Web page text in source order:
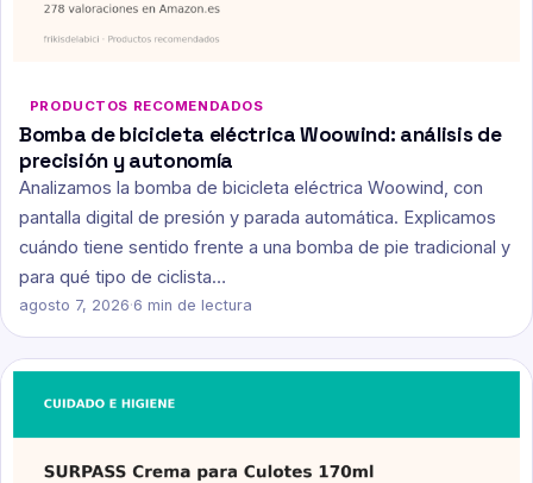
PRODUCTOS RECOMENDADOS
Bomba de bicicleta eléctrica Woowind: análisis de
precisión y autonomía
Analizamos la bomba de bicicleta eléctrica Woowind, con
pantalla digital de presión y parada automática. Explicamos
cuándo tiene sentido frente a una bomba de pie tradicional y
para qué tipo de ciclista…
agosto 7, 2026·6 min de lectura